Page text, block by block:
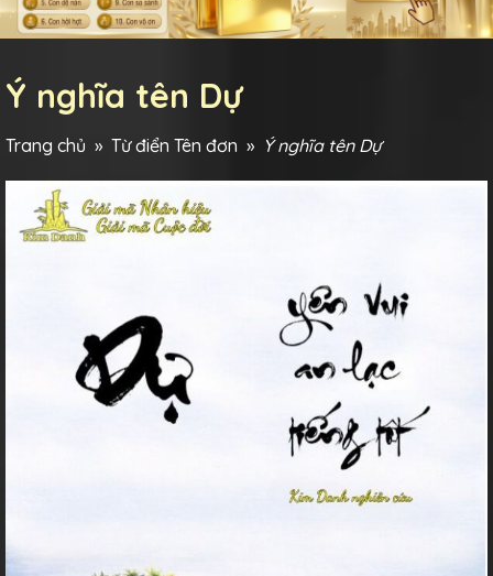
Ý nghĩa tên Dự
Trang chủ » Từ điển Tên đơn » Ý nghĩa tên Dự